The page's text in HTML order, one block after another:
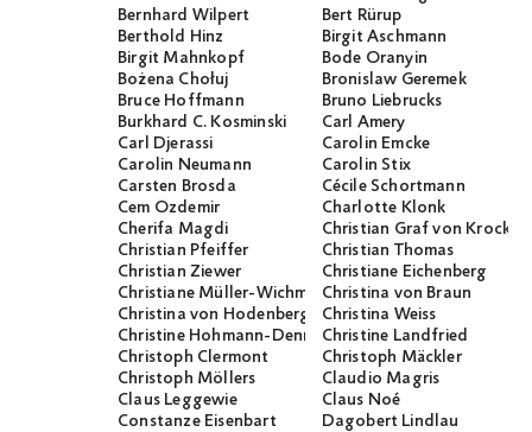
Bernhard Wilpert
Bert Rürup
Berthold Hinz
Birgit Aschmann
Birgit Mahnkopf
Bode Oranyin
Bożena Chołuj
Bronislaw Geremek
Bruce Hoffmann
Bruno Liebrucks
Burkhard C. Kosminski
Carl Amery
Carl Djerassi
Carolin Emcke
Carolin Neumann
Carolin Stix
Carsten Brosda
Cécile Schortmann
Cem Özdemir
Charlotte Klonk
Cherifa Magdi
Christian Graf von
Christian Pfeiffer
Christian Thomas
Christian Ziewer
Christiane Eichenberg
Christiane Müller-WichmannChristina von Braun
Christina von Hodenberg
Christina Weiss
Christine Hohmann-DennhardtChristine Landfried
Christoph Clermont
Christoph Mäckler
Christoph Möllers
Claudio Magris
Claus Leggewie
Claus Noé
Constanze Eisenbart
Dagobert Lindlau